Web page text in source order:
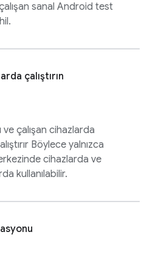
sanal Android test
çalıştırın
ve çalışan cihazlarda
Böylece yalnızca
cihazlarda ve
kullanılabilir.